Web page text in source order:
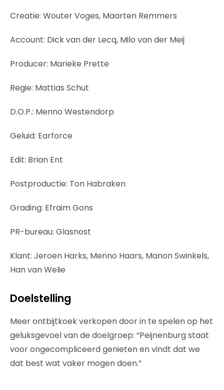
Creatie: Wouter Voges, Maarten Remmers
Account: Dick van der Lecq, Milo van der Meij
Producer: Marieke Prette
Regie: Mattias Schut
D.O.P.: Menno Westendorp
Geluid: Earforce
Edit: Brian Ent
Postproductie: Ton Habraken
Grading: Efraim Gons
PR-bureau: Glasnost
Klant: Jeroen Harks, Menno Haars, Manon Swinkels,
Han van Welie
Doelstelling
Meer ontbijtkoek verkopen door in te spelen op het
geluksgevoel van de doelgroep: “Peijnenburg staat
voor ongecompliceerd genieten en vindt dat we
dat best wat vaker mogen doen.”